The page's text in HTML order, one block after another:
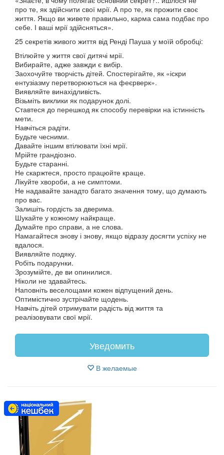
про те, як здійснити свої мрії. А про те, як прожити своє
життя. Якщо ви живете правильно, карма сама подбає про
себе. І ваші мрії здійсняться».
25 секретів живого життя від Ренді Пауша у моїй обробці:
Втілюйте у життя свої дитячі мрії.
Вибирайте, адже завжди є вибір.
Заохочуйте творчість дітей. Спостерігайте, як «іскри
ентузіазму перетворюються на феєрверк».
Виявляйте винахідливість.
Візьміть виклики як подарунок долі.
Ставтеся до перешкод як способу перевірки на істинність
мети.
Навчіться радіти.
Будьте чесними.
Давайте іншим втілювати їхні мрії.
Мрійте грандіозно.
Будьте старанні.
Не скаржтеся, просто працюйте краще.
Лікуйте хвороби, а не симптоми.
Не надавайте занадто багато значення тому, що думають
про вас.
Залишіть гордість за дверима.
Шукайте у кожному найкраще.
Думайте про справи, а не слова.
Намагайтеся знову і знову, якщо відразу досягти успіху не
вдалося.
Виявляйте подяку.
Робіть подарунки.
Зрозумійте, де ви опинилися.
Ніколи не здавайтесь.
Наповніть веселощами кожен відпущений день.
Оптимістично зустрічайте щодень.
Навчіть дітей отримувати радість від життя та
реалізовувати свої мрії.
Уведомить
В желаемые